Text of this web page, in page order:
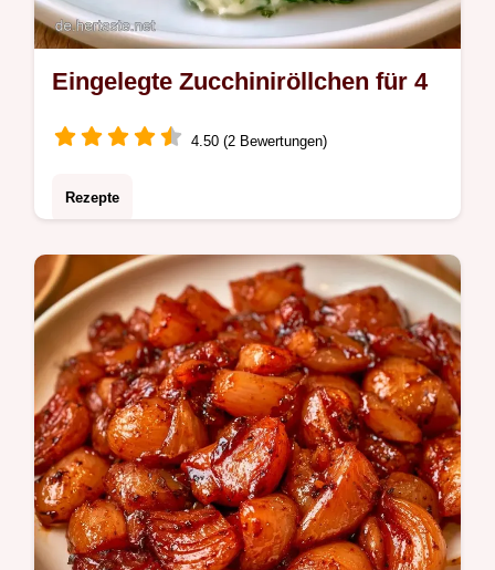
Eingelegte Zucchiniröllchen für 4
4.50 (2 Bewertungen)
Rezepte
Zucchiniröllchen. Die Schritt für Schritt
Anleitung macht diese Zucchini Vorspeise
zum cremigen Genuss.